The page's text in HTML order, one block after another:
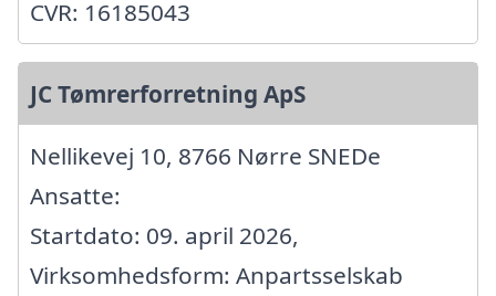
CVR: 16185043
JC Tømrerforretning ApS
Nellikevej 10, 8766 Nørre SNEDe
Ansatte:
Startdato: 09. april 2026,
Virksomhedsform: Anpartsselskab